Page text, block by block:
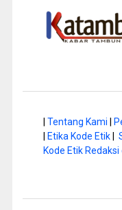
Tentang Kami
Etika Kode Etik|
Kode Etik